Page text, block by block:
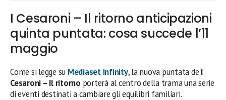
I Cesaroni – Il ritorno anticipazioni
quinta puntata: cosa succede l’11
maggio
Come si legge su Mediaset Infinity, la nuova puntata de I
Cesaroni – Il ritorno porterà al centro della trama una serie
di eventi destinati a cambiare gli equilibri familiari.